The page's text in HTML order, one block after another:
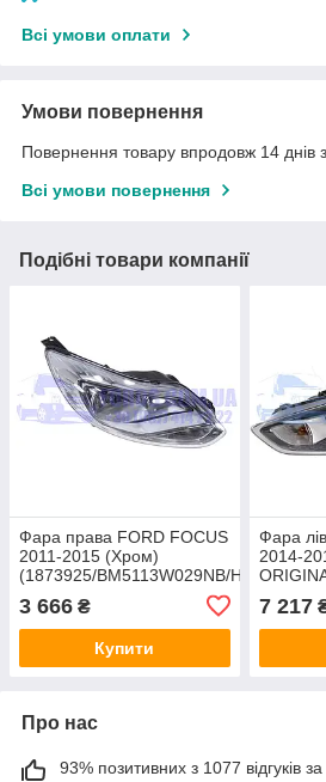
Всі умови оплати
Умови повернення
Повернення товару впродовж 14 днів
Всі умови повернення
Подібні товари компанії
Фара права FORD FOCUS
2011-2015 (Хром)
(1873925/BM5113W029NB/
3 666 ₴
Купити
Фара
2014-
7 217
Про нас
93% позитивних з 1077 відгуків за